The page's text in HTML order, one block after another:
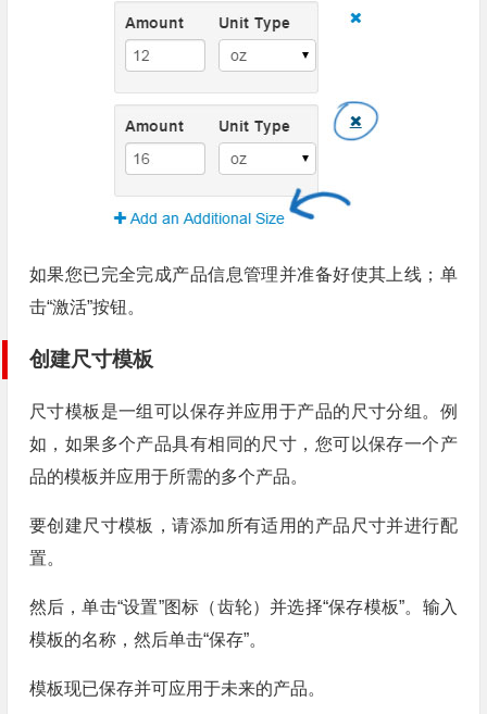
如果您已完全完成产品信息管理并准备好使其上线；单
击“激活”按钮。
创建尺寸模板
尺寸模板是一组可以保存并应用于产品的尺寸分组。例
如，如果多个产品具有相同的尺寸，您可以保存一个产
品的模板并应用于所需的多个产品。
要创建尺寸模板，请添加所有适用的产品尺寸并进行配
置。
然后，单击“设置”图标（齿轮）并选择“保存模板”。输入
模板的名称，然后单击“保存”。
模板现已保存并可应用于未来的产品。